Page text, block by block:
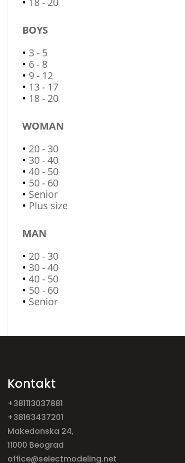
BOYS
• 3 - 5
• 6 - 8
• 9 - 12
• 13 - 17
• 18 - 20
WOMAN
• 20 - 30
• 30 - 40
•40 - 50
• 50 - 60
• Senior
• Plus size
MAN
• 20 - 30
• 30 - 40
•40 - 50
• 50 - 60
• Senior
Kontakt
+381113037881
+38163437201
Makedonska 24,
11000 Beograd
office@selectmodeling.net